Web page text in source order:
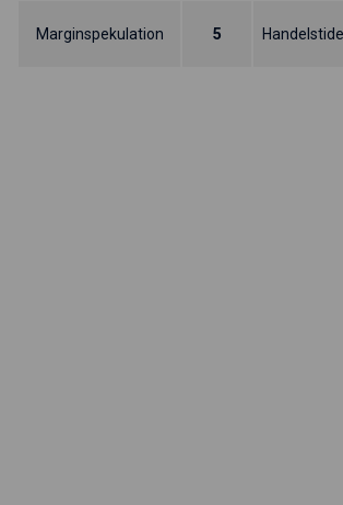
Marginspekulation 5